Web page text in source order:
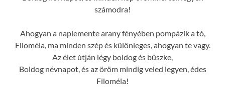
számodra!
Ahogyan a naplemente arany fényében pompázik a tó,
Filoméla, ma minden szép és különleges, ahogyan te vagy.
Az élet útján légy boldog és büszke,
Boldog névnapot, és az öröm mindig veled legyen, édes
Filoméla!